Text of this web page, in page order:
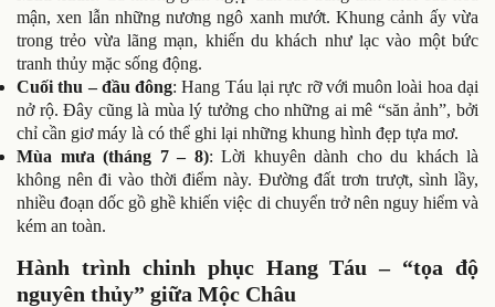
mận, xen lẫn những nương ngô xanh mướt. Khung cảnh ấy vừa
trong trẻo vừa lãng mạn, khiến du khách như lạc vào một bức
tranh thủy mặc sống động.
Cuối thu – đầu đông: Hang Táu lại rực rỡ với muôn loài hoa dại
nở rộ. Đây cũng là mùa lý tưởng cho những ai mê “săn ảnh”, bởi
chỉ cần giơ máy là có thể ghi lại những khung hình đẹp tựa mơ.
Mùa mưa (tháng 7 – 8): Lời khuyên dành cho du khách là
không nên đi vào thời điểm này. Đường đất trơn trượt, sình lầy,
nhiều đoạn dốc gồ ghề khiến việc di chuyển trở nên nguy hiểm và
kém an toàn.
Hành trình chinh phục Hang Táu – “tọa độ
nguyên thủy” giữa Mộc Châu